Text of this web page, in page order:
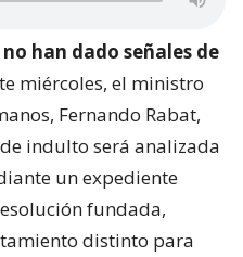
han dado señales de
miércoles, el ministro
Fernando Rabat,
indulto será analizada
un expediente
fundada,
distinto para